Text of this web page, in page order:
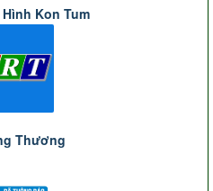
Kon Tum
Thương